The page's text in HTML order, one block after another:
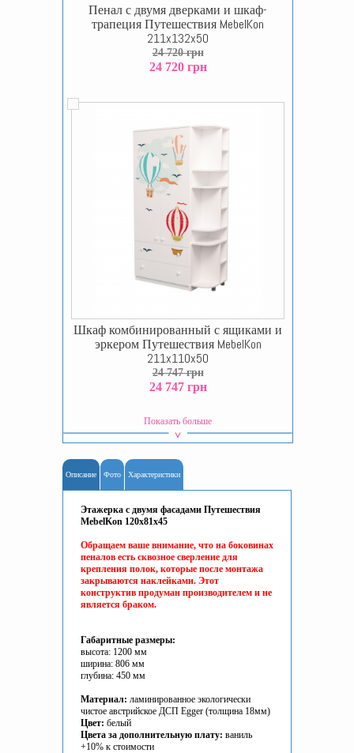
Пенал с двумя дверками и шкаф-
трапеция Путешествия MebelKon
211x132x50
24 720 грн
24 720 грн
Шкаф комбинированный с ящиками и
эркером Путешествия MebelKon
211x110x50
24 747 грн
24 747 грн
Показать больше
Описание Фото Характеристики
Этажерка с двумя фасадами Путешествия
MebelKon 120x81x45
Обращаем ваше внимание, что на боковинах
пеналов есть сквозное сверление для
крепления полок, которые после монтажа
закрываются наклейками. Этот
конструктив продуман производителем и не
является браком.
Габаритные размеры:
высота: 1200 мм
ширина: 806 мм
глубина: 450 мм
Материал: ламинированное экологически
чистое австрийское ДСП Egger (толщина 18мм)
Цвет: белый
Цвета за дополнительную плату: ваниль
+10% к стоимости